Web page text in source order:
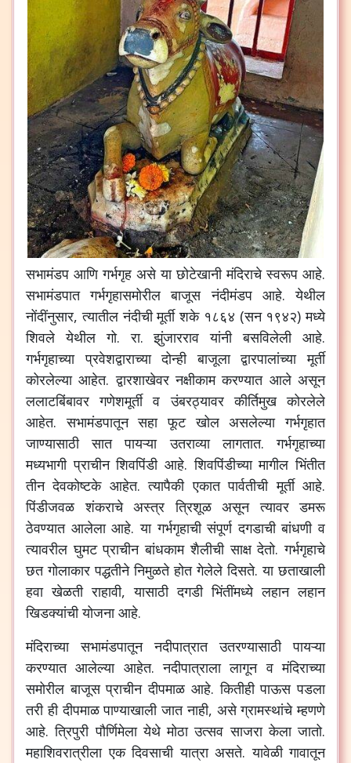
सभामंडप आणि गर्भगृह असे या छोटेखानी मंदिराचे स्वरूप आहे.
सभामंडपात गर्भगृहासमोरील बाजूस नंदीमंडप आहे.येथील
नोंदींनुसार,त्यातील नंदीची मूर्ती शके १८६४ (सन १९४२)मध्ये
शिवले येथील गो.रा.झुंजारराव यांनी बसविलेली आहे.
गर्भगृहाच्या प्रवेशद्वाराच्या दोन्ही बाजूला द्वारपालांच्या मूर्ती
कोरलेल्या आहेत.द्वारशाखेवर नक्षीकाम करण्यात आले असून
ललाटबिंबावर गणेशमूर्ती व उंबरठ्यावर कीर्तिमुख कोरलेले
आहेत.सभामंडपातून सहा फूट खोल असलेल्या गर्भगृहात
जाण्यासाठी
सात पायऱ्या उतराव्या लागतात.गर्भगृहाच्या
मध्यभागी प्राचीन शिवपिंडी आहे.शिवपिंडीच्या मागील भिंतीत
तीन देवकोष्टके आहेत.त्यापैकी एकात पार्वतीची मूर्ती आहे.
पिंडीजवळ शंकराचे अस्त्र त्रिशूळ असून त्यावर डमरू
ठेवण्यात आलेला आहे.या गर्भगृहाची संपूर्ण दगडाची बांधणी व
त्यावरील घुमट प्राचीन बांधकाम शैलीची साक्ष देतो.गर्भगृहाचे
छत गोलाकार पद्धतीने निमुळते होत गेलेले दिसते.या छताखाली
हवा खेळती राहावी,यासाठी दगडी भिंतींमध्ये लहान लहान
खिडक्यांची योजना आहे.
मंदिराच्या
सभामंडपातून नदीपात्रात उतरण्यासाठी
पायऱ्या
करण्यात आलेल्या आहेत.नदीपात्राला लागून व मंदिराच्या
समोरील बाजूस प्राचीन दीपमाळ आहे.कितीही पाऊस पडला
तरी ही दीपमाळ पाण्याखाली जात नाही, असे ग्रामस्थांचे म्हणणे
आहे.त्रिपुरी पौर्णिमेला येथे मोठा उत्सव साजरा केला जातो.
महाशिवरात्रीला एक दिवसाची यात्रा असते.यावेळी गावातून